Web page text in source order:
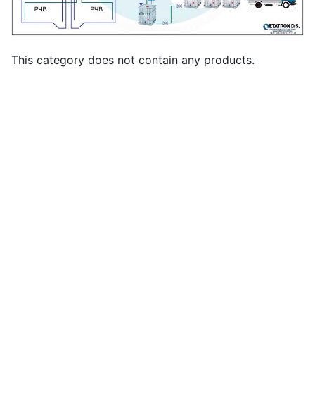
This category does not contain any products.